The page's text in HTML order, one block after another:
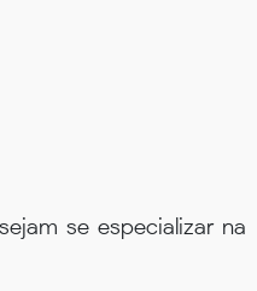
se especializar na